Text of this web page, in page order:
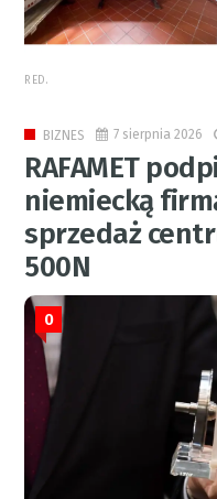
RED.
BIZNES 7 sierpnia 2026
RAFAMET
niemiecką
sprzedaż
500N
0